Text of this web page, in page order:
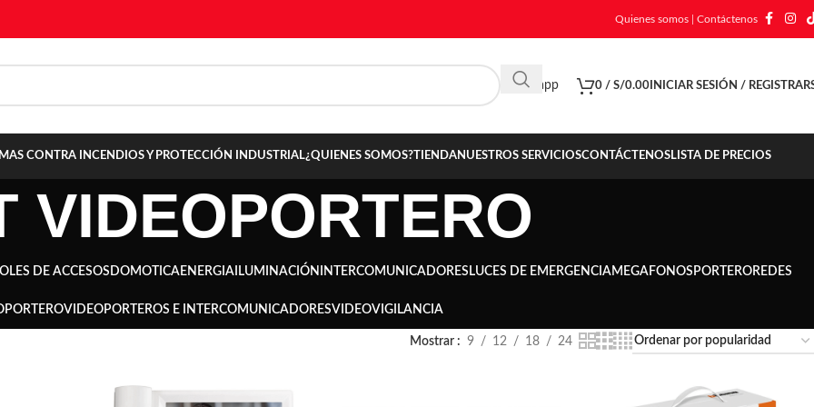
Quienes somos Contáctenos
Whatsapp 0 / S/0.00 INICIAR SESIÓN /
CONTRA INCENDIOS Y PROTECCIÓN INDUSTRIAL¿QUIENES SOMOS?TIENDANUESTROS SERVICIOSCONTÁCTENOSLISTA DE PRECIOS
VIDEOPORTERO
DE ACCESOS DOMOTICA ENERGIA ILUMINACIÓN INTERCOMUNICADORES LUCES DE EMERGENCIA MEGAFONOS PORTEROREDES
VIDEOPORTEROS E INTERCOMUNICADORESVIDEOVIGILANCIA
Mostrar 9 12 18 24